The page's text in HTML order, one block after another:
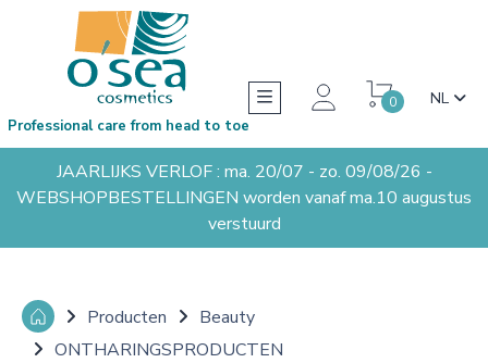
0 NL
Professional care from head to toe
JAARLIJKS VERLOF : ma. 20/07 - zo. 09/08/26 -
WEBSHOPBESTELLINGEN worden vanaf ma.10 augustus
verstuurd
Producten
Beauty
ONTHARINGSPRODUCTEN